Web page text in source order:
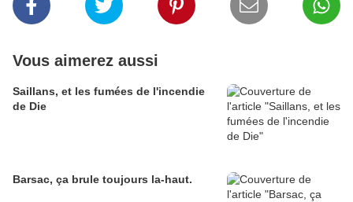
Vous aimerez aussi
Saillans, et les fumées de l'incendie
de Die
Barsac, ça brule toujours la-haut.